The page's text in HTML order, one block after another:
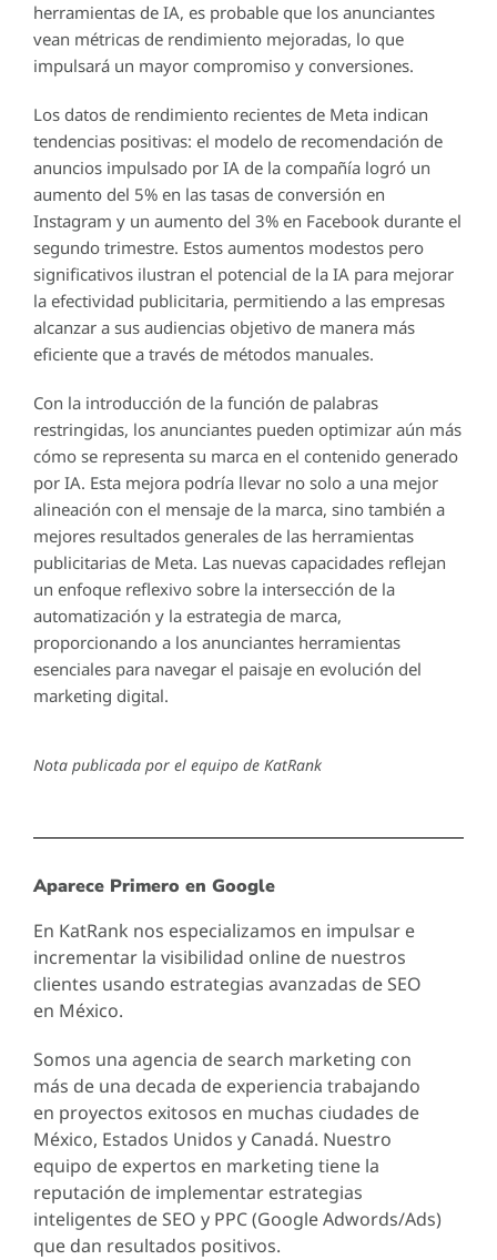
herramientas de IA, es probable que los anunciantes
vean métricas de rendimiento mejoradas, lo que
impulsará un mayor compromiso y conversiones.
Los datos de rendimiento recientes de Meta indican
tendencias positivas: el modelo de recomendación de
anuncios impulsado por IA de la compañía logró un
aumento del 5% en las tasas de conversión en
Instagram y un aumento del 3% en Facebook durante el
segundo trimestre. Estos aumentos modestos pero
significativos ilustran el potencial de la IA para mejorar
la efectividad publicitaria, permitiendo a las empresas
alcanzar a sus audiencias objetivo de manera más
eficiente que a través de métodos manuales.
Con la introducción de la función de palabras
restringidas, los anunciantes pueden optimizar aún más
cómo se representa su marca en el contenido generado
por IA. Esta mejora podría llevar no solo a una mejor
alineación con el mensaje de la marca, sino también a
mejores resultados generales de las herramientas
publicitarias de Meta. Las nuevas capacidades reflejan
un enfoque reflexivo sobre la intersección de la
automatización y la estrategia de marca,
proporcionando a los anunciantes herramientas
esenciales para navegar el paisaje en evolución del
marketing digital.
Nota publicada por el equipo de KatRank
Aparece Primero en Google
En KatRank nos especializamos en impulsar e
incrementar la visibilidad online de nuestros
clientes usando estrategias avanzadas de SEO
en México.
Somos una agencia de search marketing con
más de una decada de experiencia trabajando
en proyectos exitosos en muchas ciudades de
México, Estados Unidos y Canadá. Nuestro
equipo de expertos en marketing tiene la
reputación de implementar estrategias
inteligentes de SEO y PPC (Google Adwords/Ads)
que dan resultados positivos.